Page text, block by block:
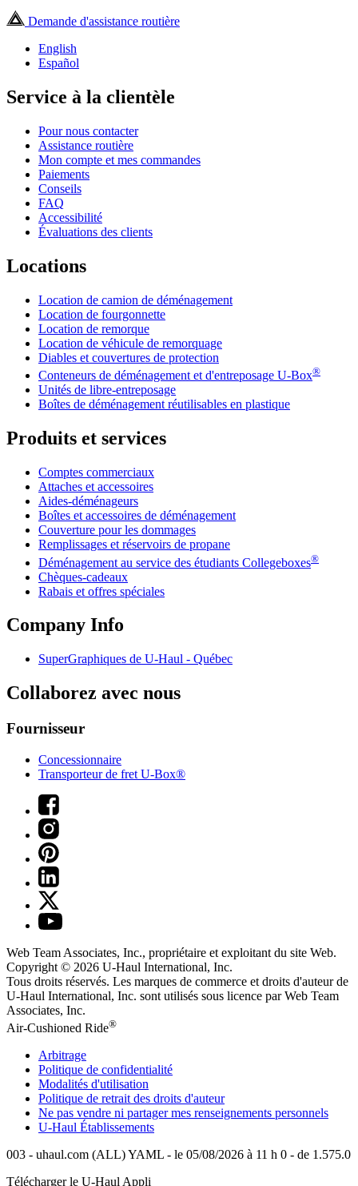
Demande d'assistance routière
English
Español
Service à la clientèle
Pour nous contacter
Assistance routière
Mon compte et mes commandes
Paiements
Conseils
FAQ
Accessibilité
Évaluations des clients
Locations
Location de camion de déménagement
Location de fourgonnette
Location de remorque
Location de véhicule de remorquage
Diables et couvertures de protection
Conteneurs de déménagement et d'entreposage U-Box®
Unités de libre-entreposage
Boîtes de déménagement réutilisables en plastique
Produits et services
Comptes commerciaux
Attaches et accessoires
Aides-déménageurs
Boîtes et accessoires de déménagement
Couverture pour les dommages
Remplissages et réservoirs de propane
Déménagement au service des étudiants Collegeboxes®
Chèques-cadeaux
Rabais et offres spéciales
Company Info
SuperGraphiques de U-Haul - Québec
Collaborez avec nous
Fournisseur
Concessionnaire
Transporteur de fret U-Box®
Web Team Associates, Inc., propriétaire et exploitant du site Web.
Copyright © 2026 U-Haul International, Inc.
Tous droits réservés. Les marques de commerce et droits d'auteur de
U-Haul International, Inc. sont utilisés sous licence par Web Team
Associates, Inc.
Air-Cushioned Ride®
Arbitrage
Politique de confidentialité
Modalités d'utilisation
Politique de retrait des droits d'auteur
Ne pas vendre ni partager mes renseignements personnels
U-Haul Établissements
003 - uhaul.com (ALL) YAML - le 05/08/2026 à 11 h 0 - de 1.575.0
Télécharger le U-Haul Appli